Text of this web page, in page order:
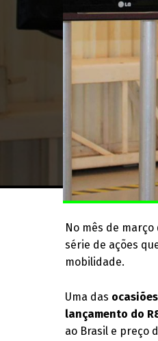
No mês de março
série de ações
mobilidade.
Uma das
lançamento do
ao Brasil e preço